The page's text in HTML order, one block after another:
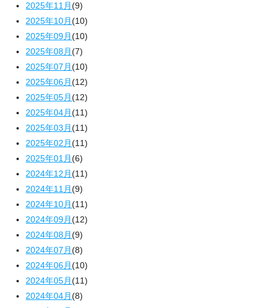
2025年11月(9)
2025年10月(10)
2025年09月(10)
2025年08月(7)
2025年07月(10)
2025年06月(12)
2025年05月(12)
2025年04月(11)
2025年03月(11)
2025年02月(11)
2025年01月(6)
2024年12月(11)
2024年11月(9)
2024年10月(11)
2024年09月(12)
2024年08月(9)
2024年07月(8)
2024年06月(10)
2024年05月(11)
2024年04月(8)